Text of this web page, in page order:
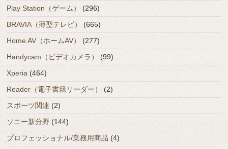
Play Station（ゲーム）
(296)
BRAVIA（薄型テレビ）
(665)
Home AV（ホームAV）
(277)
Handycam（ビデオカメラ）
(99)
Xperia (464)
Reader（電子書籍リーダー）
(2)
スポーツ関連 (2)
ソニー新分野 (144)
プロフェッショナル/業務用商品 (4)